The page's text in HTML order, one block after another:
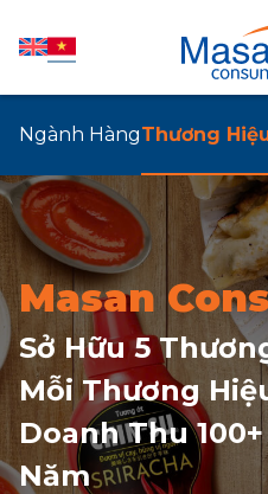
VỀ MASAN CONSUMER
TIN TỨC
QUAN HỆ CỔ ĐÔNG
SẢN PHẨM
Ngành HàngThương
Masan
Sở Hữu 5
Mỗi Thương
Doanh Thu
Năm